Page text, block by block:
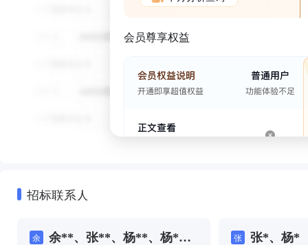
会员尊享权益
招标联系人
余
余**、张**、杨**、杨*、
张 张*、杨*